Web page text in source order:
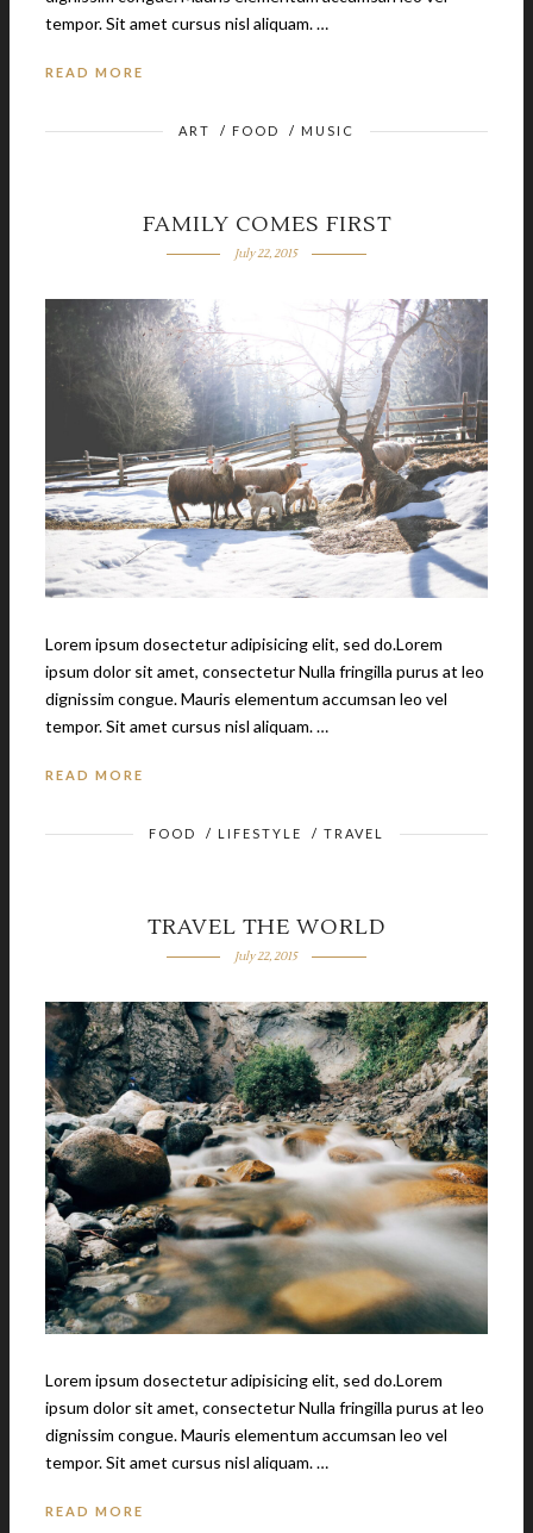
tempor. Sit amet cursus nisl aliquam. …
READ MORE
ART / FOOD / MUSIC
FAMILY COMES FIRST
July 22, 2015
Lorem ipsum dosectetur adipisicing elit, sed do.Lorem
ipsum dolor sit amet, consectetur Nulla fringilla purus at leo
dignissim congue. Mauris elementum accumsan leo vel
tempor. Sit amet cursus nisl aliquam. …
READ MORE
FOOD / LIFESTYLE / TRAVEL
TRAVEL THE WORLD
July 22, 2015
Lorem ipsum dosectetur adipisicing elit, sed do.Lorem
ipsum dolor sit amet, consectetur Nulla fringilla purus at leo
dignissim congue. Mauris elementum accumsan leo vel
tempor. Sit amet cursus nisl aliquam. …
READ MORE